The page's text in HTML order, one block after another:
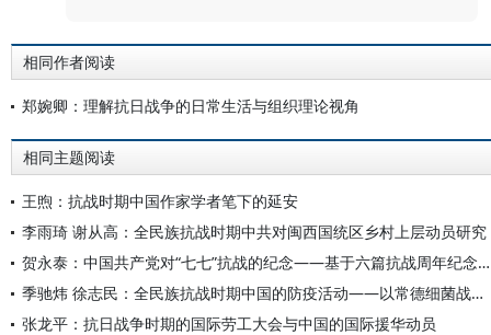
相同作者阅读
郑婉卿：理解抗日战争的日常生活与组织理论视角
相同主题阅读
王煦：抗战时期中国作家学者笔下的延安
李雨琦 谢从高：全民族抗战时期中共对闽西国统区乡村上层动员研究
贺永泰：中国共产党对“七七”抗战的纪念——基于六篇抗战周年纪念宣言的分析
季驰炜 徐志民：全民族抗战时期中国的防疫活动——以常德细菌战防治为例
张龙平：抗日战争时期的国际劳工大会与中国的国际援华动员